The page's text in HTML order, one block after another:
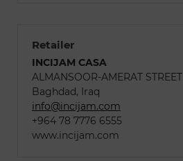
Retailer
INCIJAM CASA
ALMANSOOR-AMERAT STREET
Baghdad, Iraq
info@incijam.com
+964 78 7776 6555
www.incijam.com